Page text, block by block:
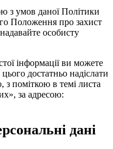
з умов даної Політики
Положення про захист
особисту
інформації ви можете
достатньо надіслати
поміткою в темі листа
за адресою:
дані